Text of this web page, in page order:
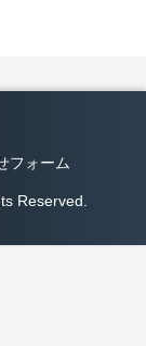
フォーム
Reserved.